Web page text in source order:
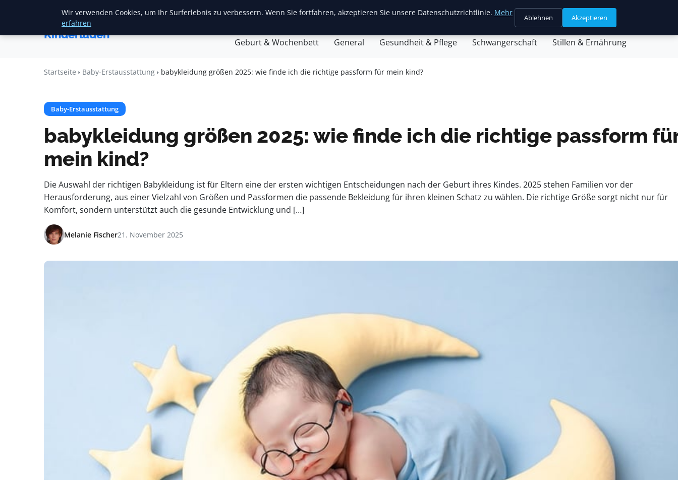
Mariannes
Kinderladen
Babyentwicklung Elternsein & Partnerschaft Familienleben & Alltag
Geburt & Wochenbett General Gesundheit & Pflege Schwangerschaft Stillen & Ernährung
Startseite Baby-Erstausstattung babykleidung größen 2025: wie finde ich die richtige passform für mein kind?
Baby-Erstausstattung
babykleidung größen 2025: wie finde ich die richtige passform
mein kind?
Die Auswahl der richtigen Babykleidung ist für Eltern eine der ersten wichtigen Entscheidungen nach der Geburt ihres Kindes. 2025 stehen Familien vor der
Herausforderung, aus einer Vielzahl von Größen und Passformen die passende Bekleidung für ihren kleinen Schatz zu wählen. Die richtige Größe sorgt nicht nur für
Komfort, sondern unterstützt auch die gesunde Entwicklung und […]
Melanie Fischer21. November 2025
Wir verwenden Cookies, um Ihr Surferlebnis zu verbessern. Wenn Sie fortfahren, akzeptieren Sie unsere Datenschutzrichtlinie. Mehr
erfahren
Ablehnen Akzeptieren